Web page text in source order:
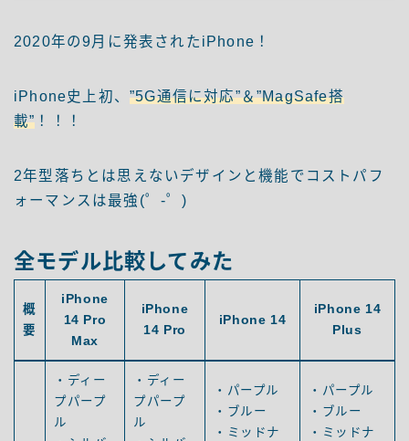
2020年の9月に発表されたiPhone！
iPhone史上初、 ”5G通信に対応”＆”MagSafe搭
載” ！！！
2年型落ちとは思えないデザインと機能でコストパフ
ォーマンスは最強(゜-゜)
全モデル比較してみた
概
要
iPhone
14 Pro
Max
iPhone
14 Pro
iPhone 14
iPhone 14
Plus
・ディー
プパープ
ル
・ディー
プパープ
ル
・パープル
・ブルー
・ミッドナ
・パープル
・ブルー
・ミッドナ